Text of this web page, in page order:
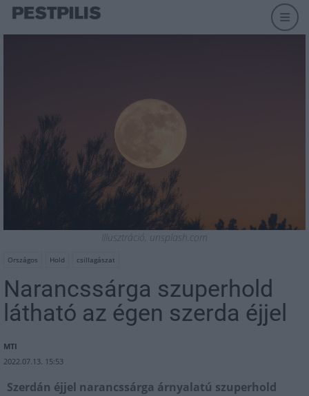
Illusztráció, unsplash.com
Országos Hold csillagászat
Narancssárga szuperhold
látható az égen szerda éjjel
MTI
2022.07.13. 15:53
Szerdán éjjel narancssárga árnyalatú szuperhold